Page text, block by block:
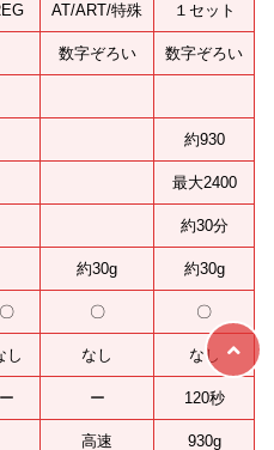
AT/ART/特殊 １セット
数字ぞろい 数字ぞろい
約930
最大2400
約30分
約30g 約30g
〇 〇 〇
し なし なし
ー ー 120秒
高速 930g